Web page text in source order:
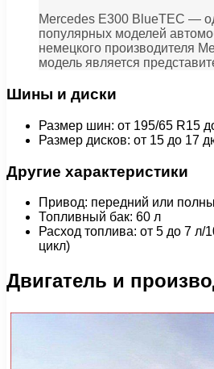
Mercedes E300 BlueTEC —
популярных моделей
немецкого производителя
модель является
Шины и диски
Размер шин: от 195/65 R15
Размер дисков: от 15 до 17
Другие характеристики
Привод: передний или
Топливный бак: 60 л
Расход топлива: от 5 до 7
цикл)
Двигатель и